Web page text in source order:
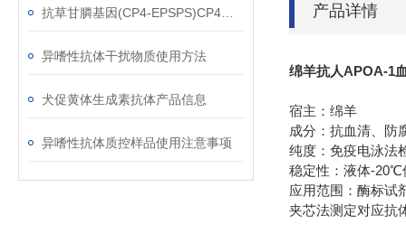
异嗜性抗体干扰物质使用方法
犬促黄体生成素抗体产品信息
异嗜性抗体质控样品使用注意事项
产品详情
绵羊抗人APOA-1
宿主：绵羊
成分：抗血清、防
纯度：免疫电泳法
稳定性：液体-20℃
应用范围：酶标试
夹芯法测定对应抗